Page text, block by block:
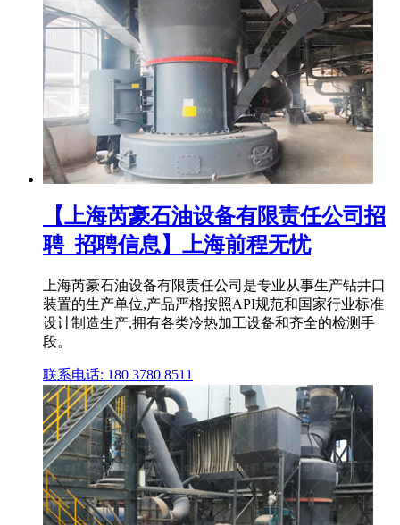
【上海芮豪石油设备有限责任公司招
聘_招聘信息】上海前程无忧
上海芮豪石油设备有限责任公司是专业从事生产钻井口
装置的生产单位,产品严格按照API规范和国家行业标准
设计制造生产,拥有各类冷热加工设备和齐全的检测手
段。
联系电话: 180 3780 8511